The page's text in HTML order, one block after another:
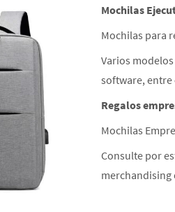
Mochilas
Mochilas para
Varios
software, entre
Regalos
Mochilas
Consulte por
merchandising